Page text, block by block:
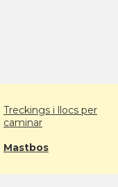
Treckings i llocs per
caminar
Mastbos